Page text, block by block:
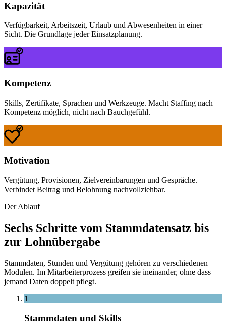
Kapazität
Verfügbarkeit, Arbeitszeit, Urlaub und Abwesenheiten in einer
Sicht. Die Grundlage jeder Einsatzplanung.
Kompetenz
Skills, Zertifikate, Sprachen und Werkzeuge. Macht Staffing nach
Kompetenz möglich, nicht nach Bauchgefühl.
Motivation
Vergütung, Provisionen, Zielvereinbarungen und Gespräche.
Verbindet Beitrag und Belohnung nachvollziehbar.
Der Ablauf
Sechs Schritte vom Stammdatensatz bis
zur Lohnübergabe
Stammdaten, Stunden und Vergütung gehören zu verschiedenen
Modulen. Im Mitarbeiterprozess greifen sie ineinander, ohne dass
jemand Daten doppelt pflegt.
1
Stammdaten und Skills